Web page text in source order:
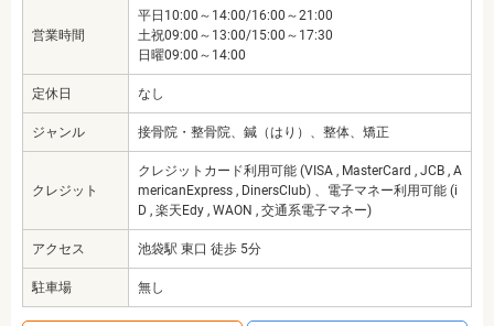
営業時間
平日10:00～14:00/16:00～21:00
土祝09:00～13:00/15:00～17:30
日曜09:00～14:00
定休日 なし
ジャンル 接骨院・整骨院、鍼（はり）、整体、矯正
クレジット
クレジットカード利用可能 (VISA , MasterCard , JCB , A
mericanExpress , DinersClub) 、電子マネー利用可能 (i
D , 楽天Edy , WAON , 交通系電子マネー)
アクセス 池袋駅 東口 徒歩 5分
駐車場 無し